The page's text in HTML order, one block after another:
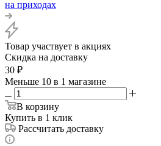
на приходах
Товар участвует в акциях
Скидка на доставку
30 ₽
Меньше 10 в 1 магазине
В корзину
Купить в 1 клик
Рассчитать доставку